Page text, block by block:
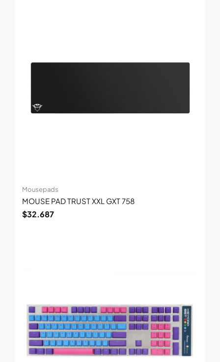
Mousepads
MOUSE PAD TRUST XXL GXT 758
$32.687